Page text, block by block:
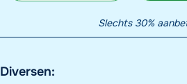
Slechts 30%
Diversen: